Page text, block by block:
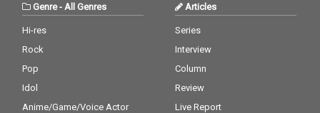
Genre- All Genres
Hi-res
Rock
Pop
Idol
Anime/Game/Voice Actor
Articles
Series
Interview
Column
Review
Live Report